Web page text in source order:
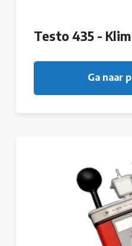
Testo 435 -
Ga naar